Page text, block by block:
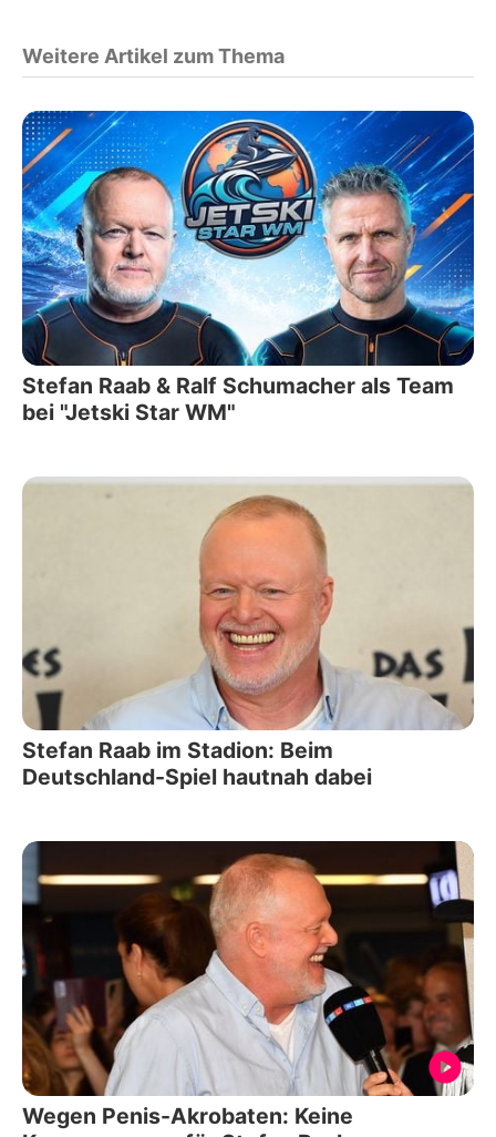
Weitere Artikel zum Thema
Stefan Raab & Ralf Schumacher als Team
bei "Jetski Star WM"
Stefan Raab im Stadion: Beim
Deutschland-Spiel hautnah dabei
Wegen Penis-Akrobaten: Keine